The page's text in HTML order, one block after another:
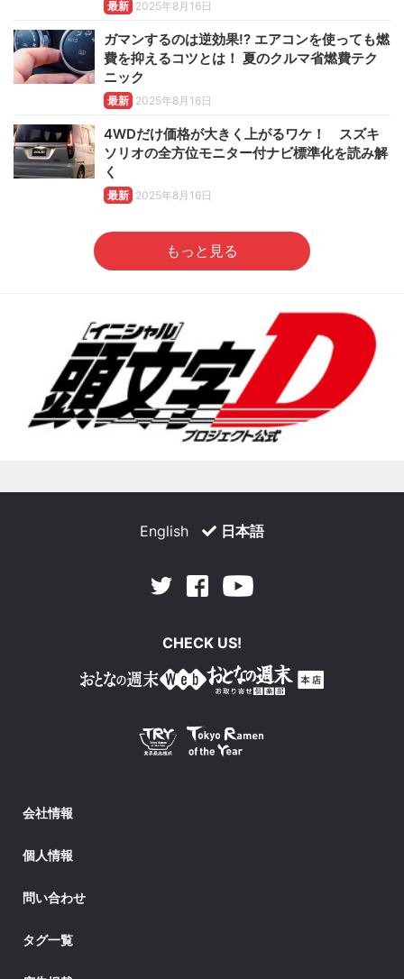
最新 2025年8月16日
ガマンするのは逆効果!? エアコンを使っても燃
費を抑えるコツとは！ 夏のクルマ省燃費テク
ニック
最新 2025年8月16日
4WDだけ価格が大きく上がるワケ！ スズキ
ソリオの全方位モニター付ナビ標準化を読み解
く
最新 2025年8月16日
もっと見る
English 日本語
Twitter Facebook
CHECK US!
会社情報
個人情報
問い合わせ
タグ一覧